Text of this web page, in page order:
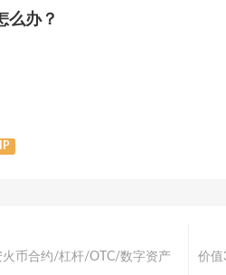
么办？
币合约/杠杆/OTC/数字资产
价值